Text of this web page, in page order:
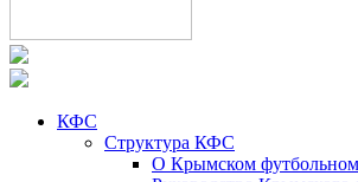
КФС
Структура КФС
О Крымском